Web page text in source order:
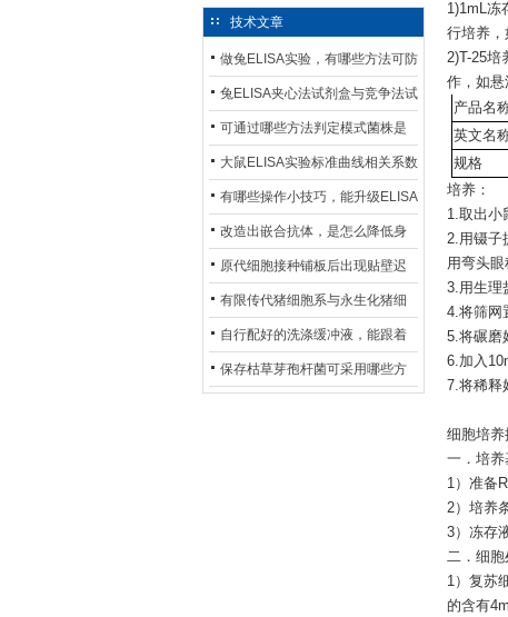
技术文章
做兔ELISA实验，有哪些方法可防
止平台效应发生？
兔ELISA夹心法试剂盒与竞争法试
剂盒，适用检测场景存在哪些差
异？
可通过哪些方法判定模式菌株是
否存在杂菌污染？
大鼠ELISA实验标准曲线相关系数
偏低，可从哪些维度开展问题排
查？
有哪些操作小技巧，能升级ELISA
的LOD与LOQ性能？
改造出嵌合抗体，是怎么降低身
体生成抗鼠抗体（HAMA）的？
原代细胞接种铺板后出现贴壁迟
缓、悬浮细胞数量偏多的现象的
主要诱因
有限传代猪细胞系与永生化猪细
胞系，二者在增殖存活周期上有
什么区别？
自行配好的洗涤缓冲液，能跟着
试剂盒原装干粉放一处储存吗？
保存枯草芽孢杆菌可采用哪些方
1)1mL冻
行培养，
2)T-25培
作，如悬
产品名
英文名
规格
培养：
1.取出小
2.用镊子
用弯头眼
3.用生理
4.将筛网
5.将碾磨
6.加入
7.将稀释
细胞培养
一．培养
1）准备
2）培养
3）冻存
二．细胞
1）复苏
的含有